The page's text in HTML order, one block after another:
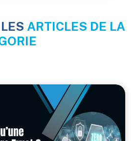
ARTICLES DE LA